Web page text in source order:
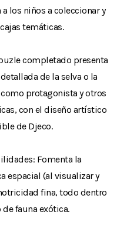
los niños a coleccionar y
temáticas.
completado presenta
de la selva o la
protagonista y otros
con el diseño artístico
de Djeco.
Fomenta la
espacial (al visualizar y
fina, todo dentro
fauna exótica.